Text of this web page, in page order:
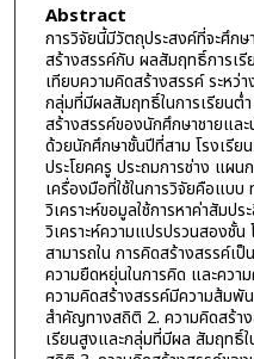
Abstract
การวิจัยนี้มีวัตถุประสงค์ที่จะศึก
สร้างสรรค์กับ ผลสัมฤทธิ์การเ
เทียบความคิดสร้างสรรค์ ระหว่
กลุ่มที่มีผลสัมฤทธิ์ในการเรียนต่
สร้างสรรค์ของนักศึกษาชายแ
ด้วยนักศึกษาชั้นปีที่สาม โรงเรีย
ประโยคครู ประถมการช่าง แผ
เครื่องมือที่ใช้ในการวิจัยคือแบ
วิเคราะห์ขอมูลใช้การหาค่าสัม
วิเคราะห์ความแปรปรวนสองชั้น
สามารถใน การคิดสร้างสรรค์เ
ความยืดหยุ่นในการคิด และควา
ความคิดสร้างสรรค์มีความส้มพั
สำคัญทางสถิติ 2. ความคิดสร้า
เรียนสูงและกลุ่มที่มีผล สัมฤทธิ์